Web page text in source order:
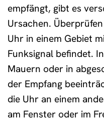
empfängt, gibt es
Ursachen.
Uhr in einem Gebiet
Funksignal befindet.
Mauern oder in
der Empfang
die Uhr an einem
am Fenster oder im